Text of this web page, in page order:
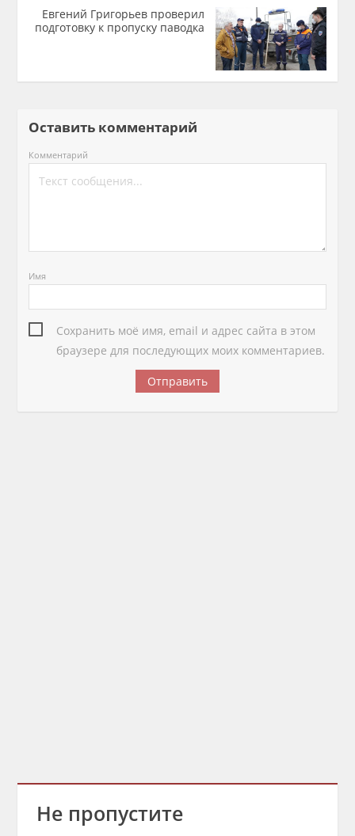
Евгений Григорьев проверил
подготовку к пропуску паводка
Оставить комментарий
Комментарий
Имя
Сохранить моё имя, email и адрес сайта в этом
браузере для последующих моих комментариев.
Не пропустите